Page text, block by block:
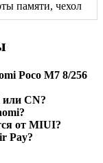
памяти, чехол
Poco M7 8/256
CN?
от MIUI?
Pay?